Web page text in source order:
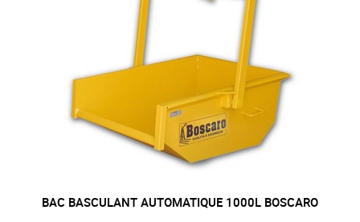
BAC BASCULANT AUTOMATIQUE 1000L BOSCARO